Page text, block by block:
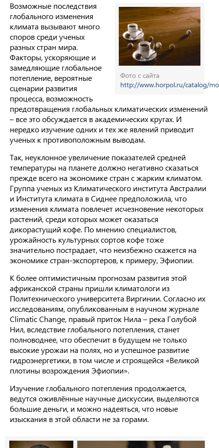
Фото с сайта
http://www.horpol.ru/catalog/
Возможные последствия
глобального изменения
климата вызывают много
споров среди ученых
разных стран мира.
Факторы, ускоряющие и
замедляющие глобальное
потепление, вероятные
сценарии развития
процесса, возможность
предотвращения глобальных климатических изменений
– все это обсуждается в академических кругах. И
нередко изучение одних и тех же явлений приводит
ученых к противоположным выводам.
Так, неуклонное увеличение показателей средней
температуры на планете должно негативно сказаться
прежде всего на экономике стран с жарким климатом.
Группа ученых из Климатического института Австралии
и Института климата в Сиднее предположила, что
изменения климата повлечет исчезновение некоторых
растений, среди которых может оказаться
дикорастущий кофе. По мнению специалистов,
урожайность культурных сортов кофе тоже
значительно пострадает, что неизбежно скажется на
экономике стран-экспортеров, к примеру, Эфиопии.
К более оптимистичным прогнозам развития этой
африканской страны пришли климатологи из
Политехнического университета Виргинии. Согласно их
исследованиям, опубликованным в научном журнале
Climatic Change, правый приток Нила – река Голубой
Нил, вследствие глобального потепления, станет
полноводнее, что обеспечит в будущем не только
высокие урожаи на полях, но и успешное развитие
гидроэнергетики, в том числе и строящейся «Великой
плотины возрождения Эфиопии».
Изучение глобального потепления продолжается,
ведутся оживлённые научные дискуссии, выделяются
большие деньги, и можно надеяться, что новые
изыскания в этой области не за горами.